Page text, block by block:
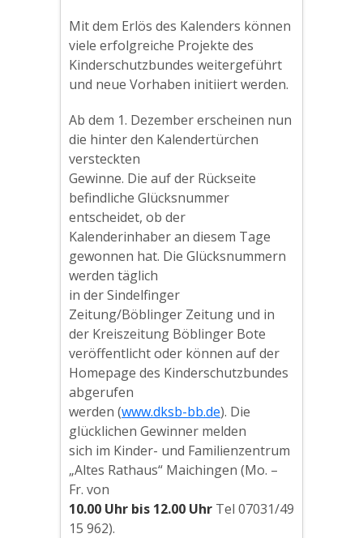
Mit dem Erlös des Kalenders können
viele erfolgreiche Projekte des
Kinderschutzbundes weitergeführt
und neue Vorhaben initiiert werden.
Ab dem 1. Dezember erscheinen nun
die hinter den Kalendertürchen
versteckten
Gewinne. Die auf der Rückseite
befindliche Glücksnummer
entscheidet, ob der
Kalenderinhaber an diesem Tage
gewonnen hat. Die Glücksnummern
werden täglich
in der Sindelfinger
Zeitung/Böblinger Zeitung und in
der Kreiszeitung Böblinger Bote
veröffentlicht oder können auf der
Homepage des Kinderschutzbundes
abgerufen
werden (www.dksb-bb.de). Die
glücklichen Gewinner melden
sich im Kinder- und Familienzentrum
„Altes Rathaus“ Maichingen (Mo. –
Fr. von
10.00 Uhr bis 12.00 Uhr Tel 07031/49
15 962).